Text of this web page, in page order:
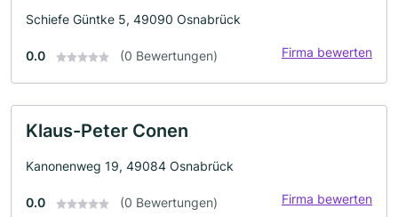
Schiefe Güntke 5, 49090 Osnabrück
0.0 (0 Bewertungen) Firma bewerten
Klaus-Peter Conen
Kanonenweg 19, 49084 Osnabrück
0.0 (0 Bewertungen) Firma bewerten